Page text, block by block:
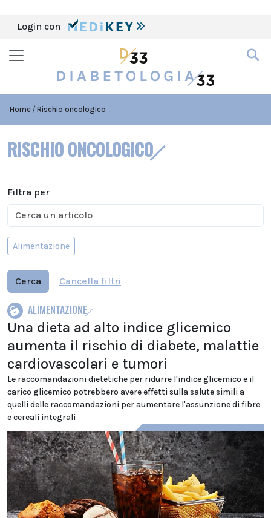
Login con
Home Rischio oncologico
RISCHIO ONCOLOGICO
Filtra per
Alimentazione
Cerca Cancella filtri
ALIMENTAZIONE
Una dieta ad alto indice glicemico
aumenta il rischio di diabete, malattie
cardiovascolari e tumori
Le raccomandazioni dietetiche per ridurre l'indice glicemico e il
carico glicemico potrebbero avere effetti sulla salute simili a
quelli delle raccomandazioni per aumentare l'assunzione di fibre
e cereali integrali